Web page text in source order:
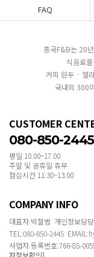
FAQ
흥국F&B는 20
식음료
커피 원두 · 젤
국내외 300
CUSTOMER
080-850-2445
평일 10:00~17:00
주말 및 공휴일 휴무
점심시간 11:30~13:00
COMPANY INFO
대표자:박철범 개인정보담
TEL:080-850-2445
사업자 등록번호:766-85-
자정보확인]